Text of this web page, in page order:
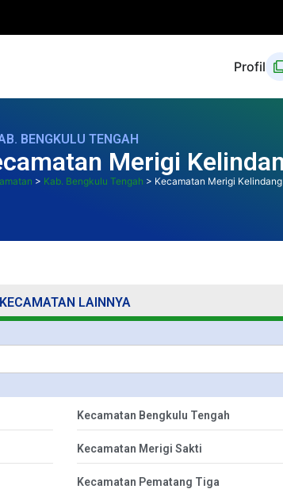
Profil
BENGKULU TENGAH
Merigi
> Kab. Bengkulu Tengah > Kecamatan Merigi Kelindang
KECAMATAN LAINNYA
Kecamatan Bengkulu Tengah
Kecamatan Merigi Sakti
Kecamatan Pematang Tiga